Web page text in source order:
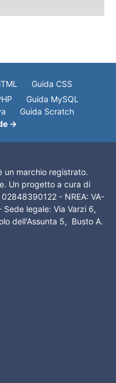
Guida CSS
Guida MySQL
Guida Scratch
→
un marchio registrato.
Un progetto a cura di
- NREA: VA-
legale: Via Varzi 6,
dell'Assunta 5, Busto A.